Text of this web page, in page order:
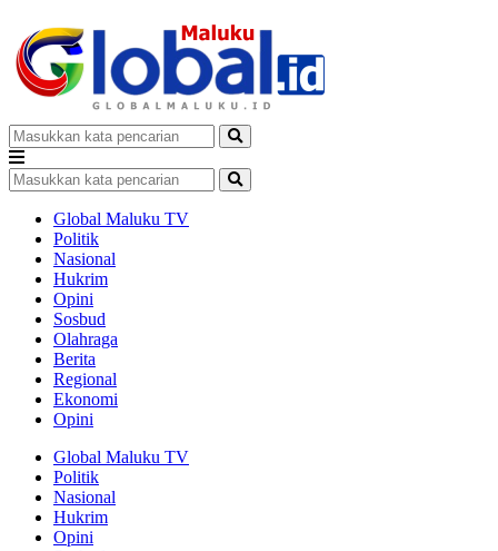
Global Maluku TV
Politik
Nasional
Hukrim
Opini
Sosbud
Olahraga
Berita
Regional
Ekonomi
Opini
Global Maluku TV
Politik
Nasional
Hukrim
Opini